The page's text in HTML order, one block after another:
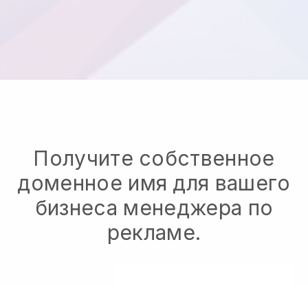
Получите собственное
доменное имя для вашего
бизнеса менеджера по
рекламе.